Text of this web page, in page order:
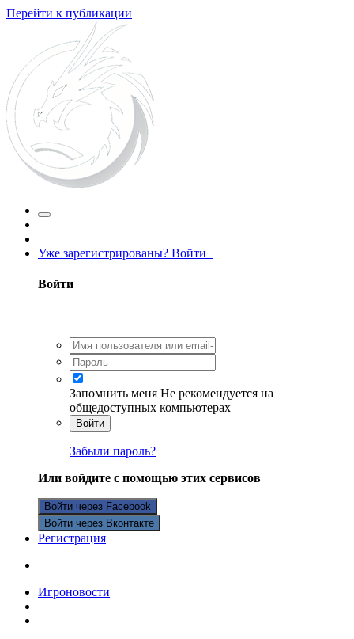
Перейти к публикации
Уже зарегистрированы? Войти
Войти
Запомнить меня Не рекомендуется на
общедоступных компьютерах
Войти
Забыли пароль?
Или войдите с помощью этих сервисов
Войти через Facebook
Войти через Вконтакте
Регистрация
Игроновости